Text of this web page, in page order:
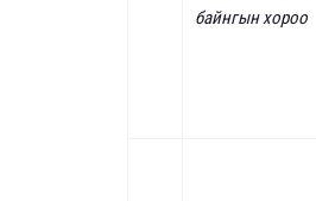
байнгын хороо